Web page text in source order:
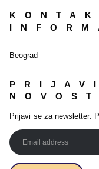
Beograd
Prijavi se za newsletter.